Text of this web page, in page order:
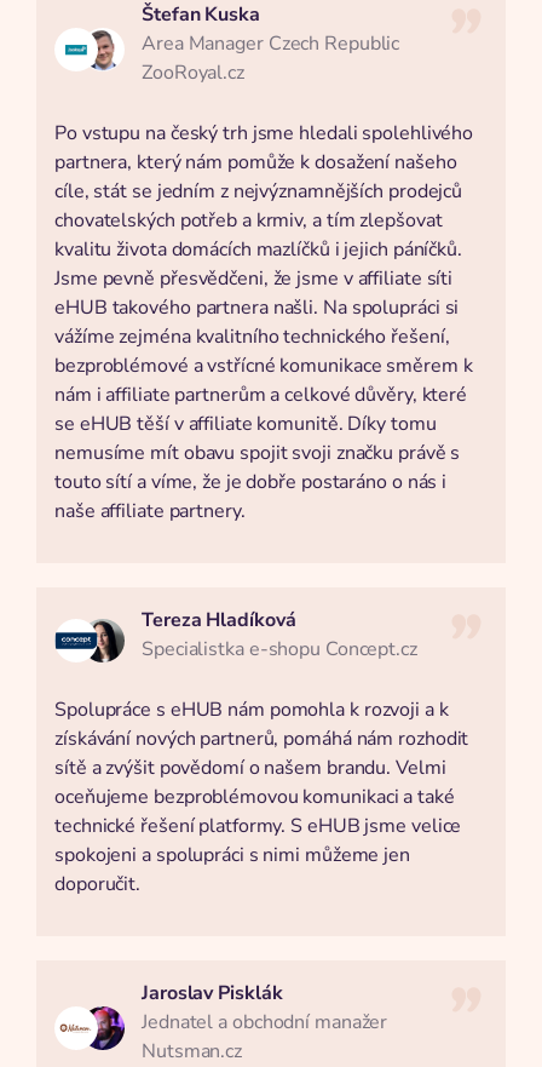
Štefan Kuska
Area Manager Czech Republic
ZooRoyal.cz
Po vstupu na český trh jsme hledali spolehlivého
partnera, který nám pomůže k dosažení našeho
cíle, stát se jedním z nejvýznamnějších prodejců
chovatelských potřeb a krmiv, a tím zlepšovat
kvalitu života domácích mazlíčků i jejich páníčků.
Jsme pevně přesvědčeni, že jsme v affiliate síti
eHUB takového partnera našli. Na spolupráci si
vážíme zejména kvalitního technického řešení,
bezproblémové a vstřícné komunikace směrem k
nám i affiliate partnerům a celkové důvěry, které
se eHUB těší v affiliate komunitě. Díky tomu
nemusíme mít obavu spojit svoji značku právě s
touto sítí a víme, že je dobře postaráno o nás i
naše affiliate partnery.
Tereza Hladíková
Specialistka e-shopu Concept.cz
Spolupráce s eHUB nám pomohla k rozvoji a k
získávání nových partnerů, pomáhá nám rozhodit
sítě a zvýšit povědomí o našem brandu. Velmi
oceňujeme bezproblémovou komunikaci a také
technické řešení platformy. S eHUB jsme velice
spokojeni a spolupráci s nimi můžeme jen
doporučit.
Jaroslav Pisklák
Jednatel a obchodní manažer
Nutsman.cz